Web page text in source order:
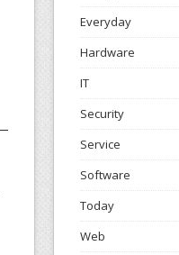
Everyday
Hardware
IT
Security
Service
Software
Today
Web